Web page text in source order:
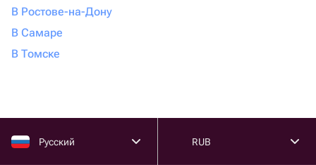
В Ростове-на-Дону
В Самаре
В Томске
Русский RUB